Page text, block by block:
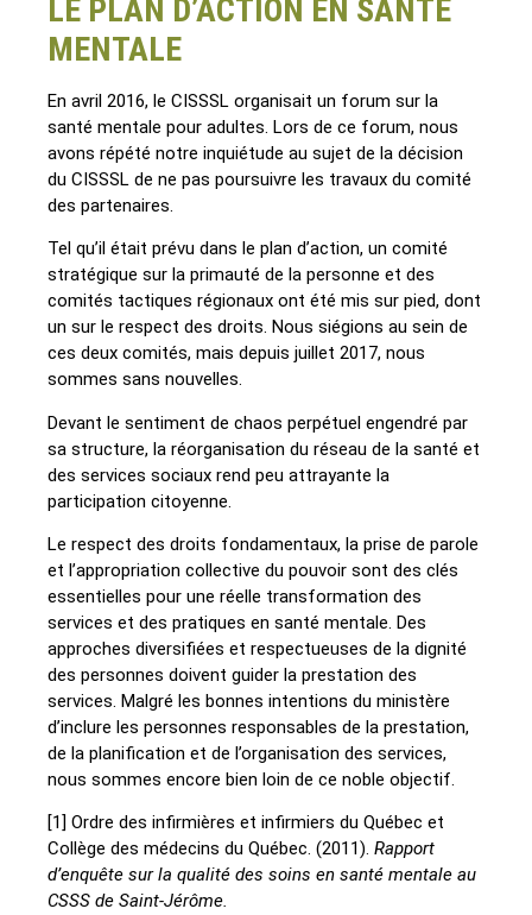
LE PLAN D’ACTION EN SANTÉ
MENTALE
En avril 2016, le CISSSL organisait un forum sur la
santé mentale pour adultes. Lors de ce forum, nous
avons répété notre inquiétude au sujet de la décision
du CISSSL de ne pas poursuivre les travaux du comité
des partenaires.
Tel qu’il était prévu dans le plan d’action, un comité
stratégique sur la primauté de la personne et des
comités tactiques régionaux ont été mis sur pied, dont
un sur le respect des droits. Nous siégions au sein de
ces deux comités, mais depuis juillet 2017, nous
sommes sans nouvelles.
Devant le sentiment de chaos perpétuel engendré par
sa structure, la réorganisation du réseau de la santé et
des services sociaux rend peu attrayante la
participation citoyenne.
Le respect des droits fondamentaux, la prise de parole
et l’appropriation collective du pouvoir sont des clés
essentielles pour une réelle transformation des
services et des pratiques en santé mentale. Des
approches diversifiées et respectueuses de la dignité
des personnes doivent guider la prestation des
services. Malgré les bonnes intentions du ministère
d’inclure les personnes responsables de la prestation,
de la planification et de l’organisation des services,
nous sommes encore bien loin de ce noble objectif.
[1] Ordre des infirmières et infirmiers du Québec et
Collège des médecins du Québec. (2011). Rapport
d’enquête sur la qualité des soins en santé mentale au
CSSS de Saint-Jérôme.